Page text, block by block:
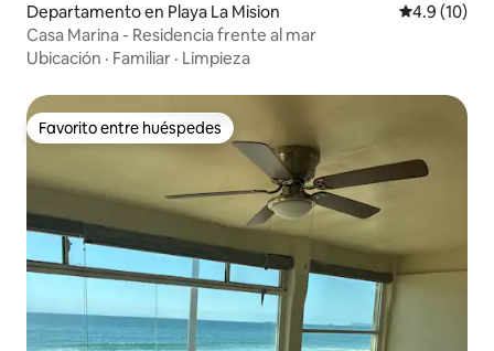
Departamento en Playa La Mision Calificación
4.9 (10)
Casa Marina - Residencia frente al mar
Ubicación · Familiar · Limpieza
Favorito entre huéspedes
Favorito entre huéspedes